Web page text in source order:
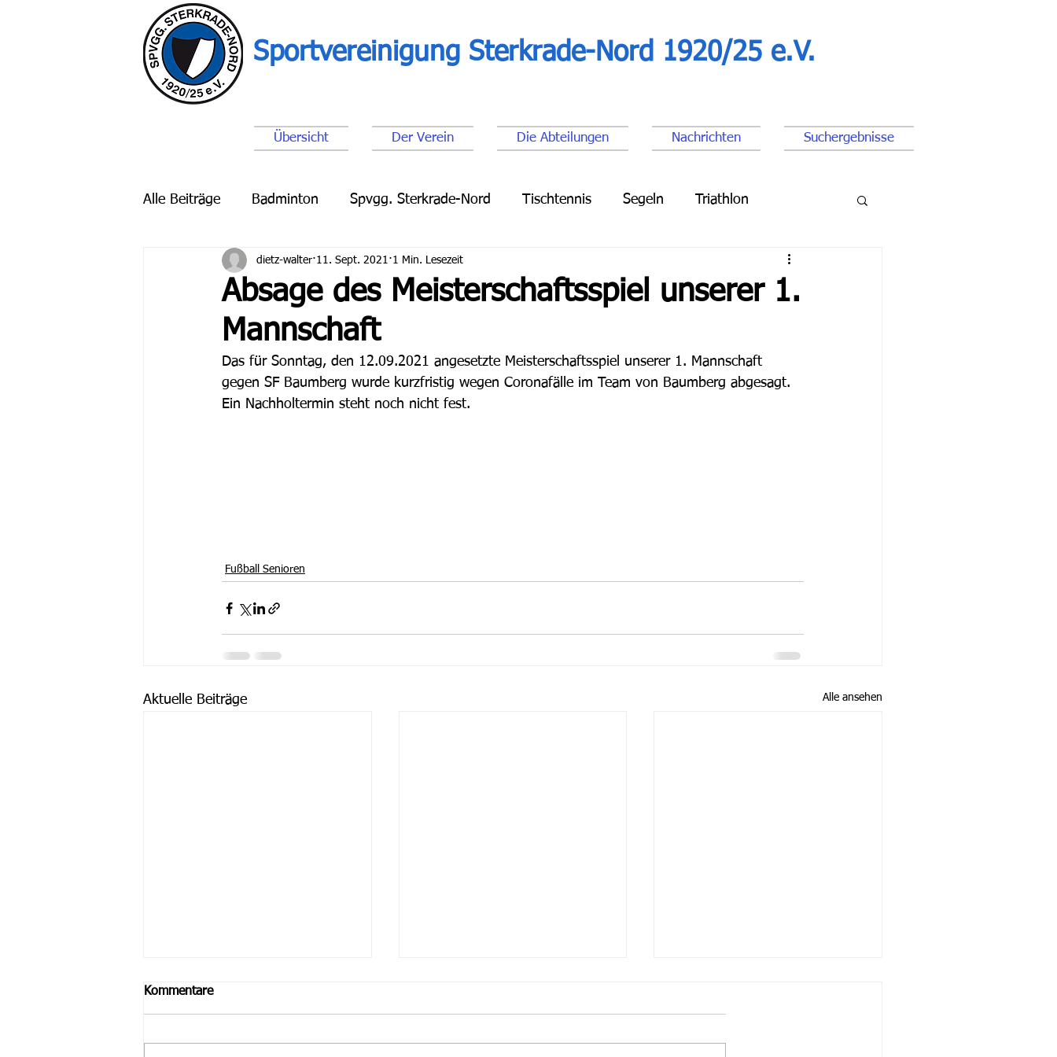
Sportvereinigung Sterkrade-Nord 1920/25 e.V.
Übersicht Der Verein Die Abteilungen Nachrichten Suchergebnisse
Alle Beiträge Badminton Spvgg. Sterkrade-Nord Tischtennis Segeln Triathlon
Breitensport Schach Leichtathletik
Absage des Meisterschaftsspiel unserer 1.
Mannschaft
dietz-walter 11. Sept. 2021 1 Min. Lesezeit
Das für Sonntag, den 12.09.2021 angesetzte Meisterschaftsspiel unserer 1. Mannschaft
gegen SF Baumberg wurde kurzfristig wegen Coronafälle im Team von Baumberg abgesagt.
Ein Nachholtermin steht noch nicht fest.
Fußball Senioren
Aktuelle Beiträge Alle ansehen
Kommentare